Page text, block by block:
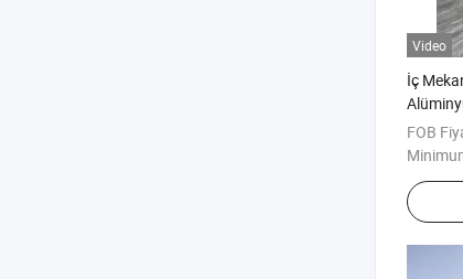
Video
İç
Tarzı
FOB